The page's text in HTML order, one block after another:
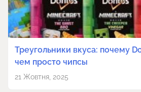
Треугольники вкуса: почему
чем просто чипсы
21 Жовтня, 2025